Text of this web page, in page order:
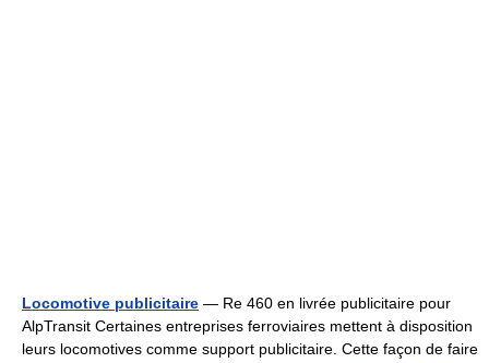
Locomotive publicitaire — Re 460 en livrée publicitaire pour
AlpTransit Certaines entreprises ferroviaires mettent à disposition
leurs locomotives comme support publicitaire. Cette façon de faire